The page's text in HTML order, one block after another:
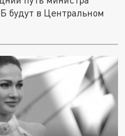
будут в Центральном